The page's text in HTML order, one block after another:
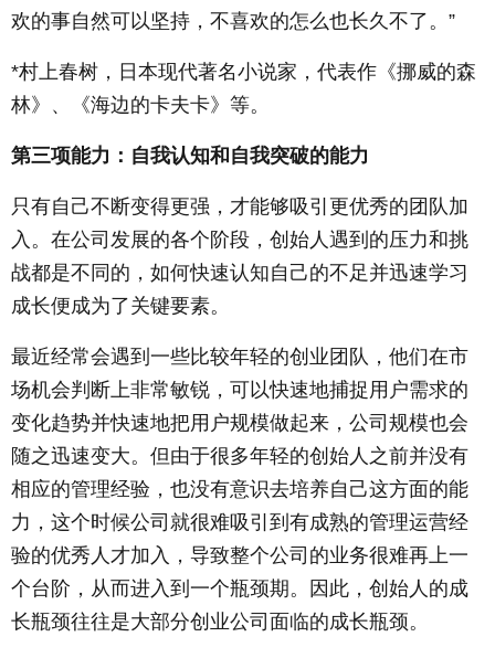
欢的事自然可以坚持，不喜欢的怎么也长久不了。”
*村上春树，日本现代著名小说家，代表作《挪威的森
林》、《海边的卡夫卡》等。
第三项能力：自我认知和自我突破的能力
只有自己不断变得更强，才能够吸引更优秀的团队加
入。在公司发展的各个阶段，创始人遇到的压力和挑
战都是不同的，如何快速认知自己的不足并迅速学习
成长便成为了关键要素。
最近经常会遇到一些比较年轻的创业团队，他们在市
场机会判断上非常敏锐，可以快速地捕捉用户需求的
变化趋势并快速地把用户规模做起来，公司规模也会
随之迅速变大。但由于很多年轻的创始人之前并没有
相应的管理经验，也没有意识去培养自己这方面的能
力，这个时候公司就很难吸引到有成熟的管理运营经
验的优秀人才加入，导致整个公司的业务很难再上一
个台阶，从而进入到一个瓶颈期。因此，创始人的成
长瓶颈往往是大部分创业公司面临的成长瓶颈。